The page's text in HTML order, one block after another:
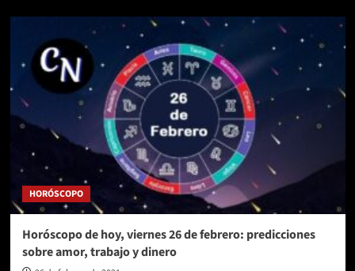
3.000
abiertos
al
público
serán
identificados
la
Alcaldía
Medellín
como
“Parche
HORÓSCOPO
Horóscopo de hoy, viernes 26 de febrero: predicciones
sobre amor, trabajo y dinero